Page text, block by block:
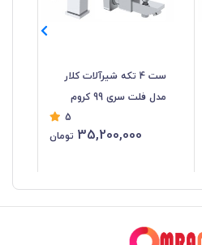
ست 4 تکه شیرآلات کلار
مدل فلت سری 99 کروم
5
35,200,000 تومان